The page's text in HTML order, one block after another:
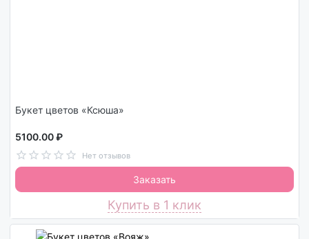
Букет цветов «Ксюша»
5100.00 ₽
Нет отзывов
Заказать
Купить в 1 клик